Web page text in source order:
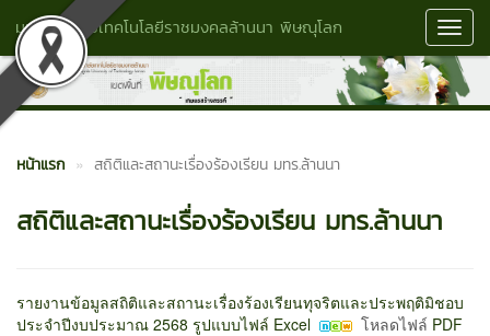
มหาวิทยาลัยเทคโนโลยีราชมงคลล้านนา พิษณุโลก
หน้าแรก สถิติและสถานะเรื่องร้องเรียน มทร.ล้านนา
สถิติและสถานะเรื่องร้องเรียน มทร.ล้านนา
รายงานข้อมูลสถิติและสถานะเรื่องร้องเรียนทุจริตและประพฤติมิชอบ
ประจำปีงบประมาณ 2568 รูปแบบไฟล์ Excel
โหลดไฟล์ PDF